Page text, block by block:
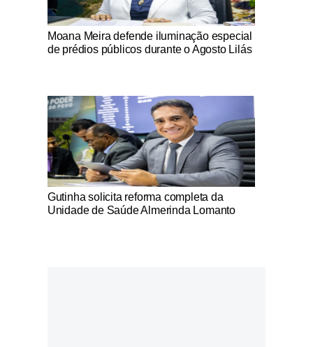
Notícias Católicas
Moana Meira defende iluminação especial
de prédios públicos durante o Agosto Lilás
Notícias Católicas
Gutinha solicita reforma completa da
Unidade de Saúde Almerinda Lomanto